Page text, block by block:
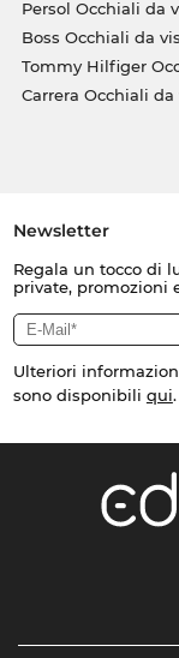
Persol Occhiali da
Boss Occhiali da
Tommy Hilfiger
Carrera Occhiali da
Newsletter
Regala un tocco di
private, promozioni
Ulteriori
sono disponibili qui.